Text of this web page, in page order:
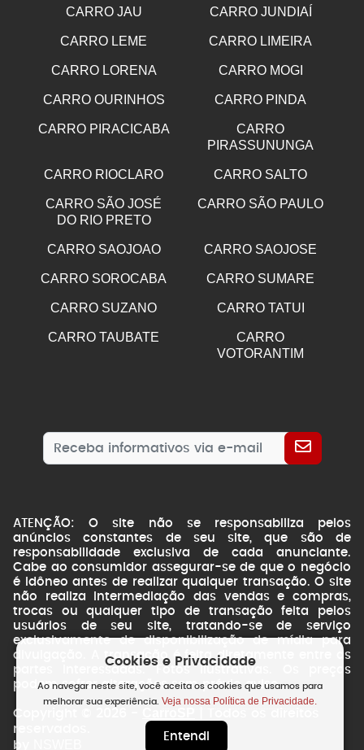
CARRO JAU CARRO JUNDIAÍ
CARRO LEME CARRO LIMEIRA
CARRO LORENA CARRO MOGI
CARRO OURINHOS CARRO PINDA
CARRO PIRACICABA
CARRO
PIRASSUNUNGA
CARRO RIOCLARO CARRO SALTO
CARRO SÃO JOSÉ
DO RIO PRETO
CARRO SÃO PAULO
CARRO SAOJOAO CARRO SAOJOSE
CARRO SOROCABA CARRO SUMARE
CARRO SUZANO CARRO TATUI
CARRO TAUBATE
CARRO
VOTORANTIM
ATENÇÃO: O site não se responsabiliza pelos
anúncios constantes de seu site, que são de
responsabilidade exclusiva de cada anunciante.
Cabe ao consumidor assegurar-se de que o negócio
é idôneo antes de realizar qualquer transação. O site
não realiza intermediação das vendas e compras,
trocas ou qualquer tipo de transação feita pelos
usuários de seu site, tratando-se de serviço
exclusivamente de disponibilização de mídia para
divulgação. A transação é feita diretamente entre as
partes interessadas. Fotos ilustrativas. Os preços
podem sofrer alterações sem prévio aviso.
Copyright © 2026 -
reservados.
by
Cookies e Privacidade
Ao navegar neste site, você aceita os cookies que usamos para
melhorar sua experiência.Veja nossa Política de Privacidade.
Entendi